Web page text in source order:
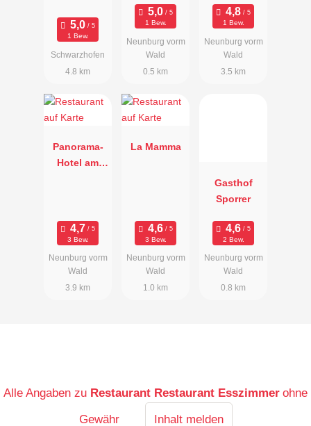
1 Bew.
Schwarzhofen
4.8 km
vorm Wald
(ehem.
Weinstube
1 Bew.
Neunburg vorm
Wald
0.5 km
1 Bew.
Neunburg vorm
Wald
3.5 km
Panorama-
Hotel am
3 Bew.
Neunburg vorm
Wald
3.9 km
La Mamma
3 Bew.
Neunburg vorm
Wald
1.0 km
Gasthof
Sporrer
2 Bew.
Neunburg vorm
Wald
0.8 km
Alle Angaben zu Restaurant Restaurant Esszimmer ohne
Gewähr
Inhalt melden